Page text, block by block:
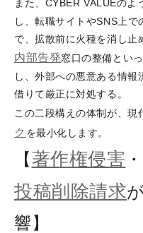
また、CYBER VALUEのよ
し、転職サイトやSNS上
で、拡散前に火種を消し止
内部告発窓口の整備とい
し、外部への悪意ある情
借りて厳正に対処する。
この二段構えの体制が、現
ク を最小化します。
【著作権侵害 ・
投稿削除請求
響】